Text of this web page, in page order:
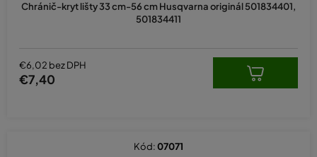
Chránič-kryt lišty 33 cm-56 cm Husqvarna originál 501834401,
501834411
€6,02 bez DPH
€7,40
Kód:07071